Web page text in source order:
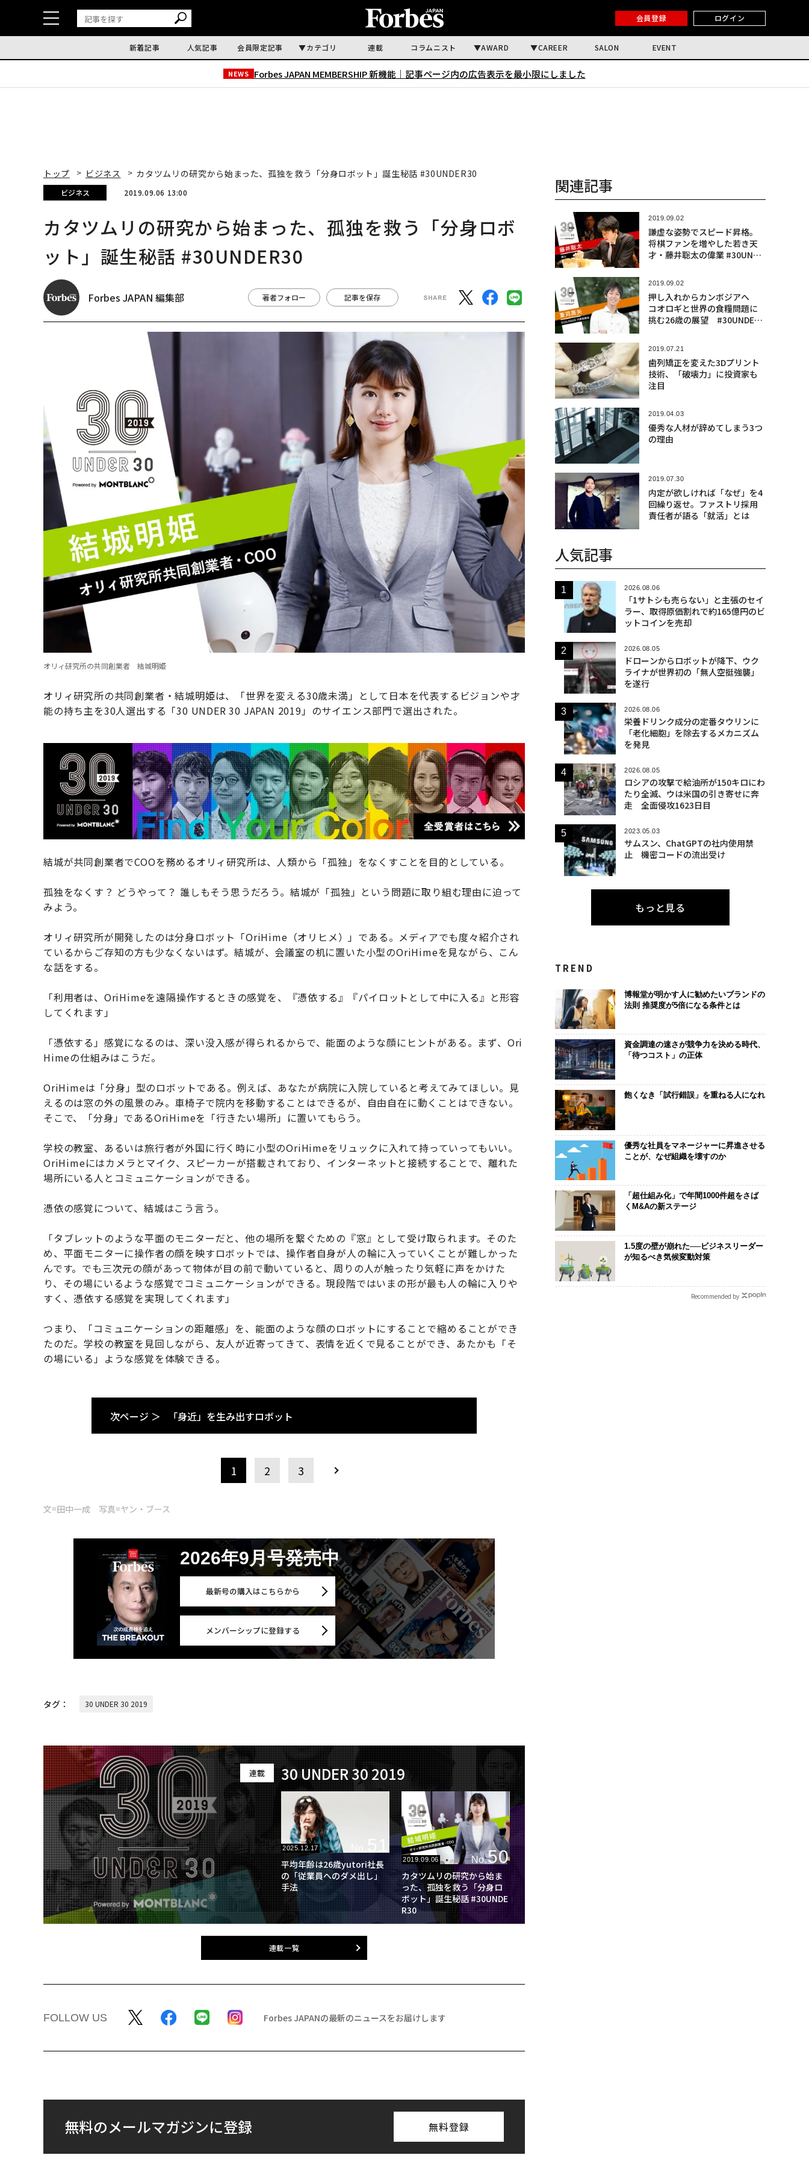
会員登録 ログイン
新着記事 人気記事 会員限定記事 カテゴリ 連載 コラムニスト AWARD CAREER SALON EVENT
NEWS Forbes JAPAN MEMBERSHIP 新機能｜ 記事ページ内の広告表示を最小限にしました
トップ ビジネス カタツムリの研究から始まった、孤独を救う「分身ロボット」誕生秘話 #30UNDER30
ビジネス 2019.09.06 13:00
カタツムリの研究から始まった、孤独を救う「分身ロボ
ット」誕生秘話 #30UNDER30
Forbes JAPAN 編集部 著者フォロー 記事を保存
オリィ研究所の共同創業者 結城明姫
オリィ研究所の共同創業者・結城明姫は、「世界を変える30歳未満」として日本を代表するビジョンや才
能の持ち主を30人選出する「30 UNDER 30 JAPAN 2019」のサイエンス部門で選出された。
結城が共同創業者でCOOを務めるオリィ研究所は、人類から「孤独」をなくすことを目的としている。
孤独をなくす？ どうやって？ 誰しもそう思うだろう。結城が「孤独」という問題に取り組む理由に迫って
みよう。
オリィ研究所が開発したのは分身ロボット「OriHime（オリヒメ）」である。メディアでも度々紹介され
ているからご存知の方も少なくないはず。結城が、会議室の机に置いた小型のOriHimeを見ながら、こん
な話をする。
「利用者は、OriHimeを遠隔操作するときの感覚を、『憑依する』『パイロットとして中に入る』と形容
してくれます」
「憑依する」感覚になるのは、深い没入感が得られるからで、能面のような顔にヒントがある。まず、Ori
Himeの仕組みはこうだ。
OriHimeは「分身」型のロボットである。例えば、あなたが病院に入院していると考えてみてほしい。見
えるのは窓の外の風景のみ。車椅子で院内を移動することはできるが、自由自在に動くことはできない。
そこで、「分身」であるOriHimeを「行きたい場所」に置いてもらう。
学校の教室、あるいは旅行者が外国に行く時に小型のOriHimeをリュックに入れて持っていってもいい。
OriHimeにはカメラとマイク、スピーカーが搭載されており、インターネットと接続することで、離れた
場所にいる人とコミュニケーションができる。
憑依の感覚について、結城はこう言う。
「タブレットのような平面のモニターだと、他の場所を繋ぐための『窓』として受け取られます。そのた
め、平面モニターに操作者の顔を映すロボットでは、操作者自身が人の輪に入っていくことが難しかった
んです。でも三次元の顔があって物体が目の前で動いていると、周りの人が触ったり気軽に声をかけた
り、その場にいるような感覚でコミュニケーションができる。現段階ではいまの形が最も人の輪に入りや
すく、憑依する感覚を実現してくれます」
つまり、「コミュニケーションの距離感」を、能面のような顔のロボットにすることで縮めることができ
たのだ。学校の教室を見回しながら、友人が近寄ってきて、表情を近くで見ることができ、あたかも「そ
の場にいる」ような感覚を体験できる。
次ページ ＞ 「身近」を生み出すロボット
1 2 3
文=田中一成 写真=ヤン・ブース
2026年9月号発売中
最新号の購入はこちらから
メンバーシップに登録する
タグ： 30 UNDER 30 2019
連載 30 UNDER 30 2019
2025.12.17 51
平均年齢は26歳yutori社長
の「従業員へのダメ出し」
手法
2019.09.06 No.50
カタツムリの研究から始ま
った、孤独を救う「分身ロ
ボット」誕生秘話 #30UNDE
R30
連載一覧
FOLLOW US Forbes JAPANの最新のニュースをお届けします
無料のメールマガジンに登録 無料登録
関連記事
2019.09.02
謙虚な姿勢でスピード昇格。
将棋ファンを増やした若き天
才・藤井聡太の偉業 #30UNDE
2019.09.02
押し入れからカンボジアへ
コオロギと世界の食糧問題に
挑む26歳の展望 #30UNDER3
2019.07.21
歯列矯正を変えた3Dプリント
技術、「破壊力」に投資家も
注目
2019.04.03
優秀な人材が辞めてしまう3つ
の理由
2019.07.30
内定が欲しければ「なぜ」を4
回繰り返せ。ファストリ採用
責任者が語る「就活」とは
人気記事
2026.08.06
「1サトシも売らない」と主張のセイ
ラー、取得原価割れで約165億円のビ
ットコインを売却
2026.08.05
ドローンからロボットが降下、ウク
ライナが世界初の「無人空挺強襲」
を遂行
2026.08.06
栄養ドリンク成分の定番タウリンに
「老化細胞」を除去するメカニズム
を発見
2026.08.05
ロシアの攻撃で給油所が150キロにわ
たり全滅、ウは米国の引き寄せに奔
走 全面侵攻1623日目
2023.05.03
サムスン、ChatGPTの社内使用禁
止 機密コードの流出受け
もっと見る
TREND
博報堂が明かす人に勧めたいブランドの
法則 推奨度が5倍になる条件とは
資金調達の速さが競争力を決める時代、
「待つコスト」の正体
飽くなき「試行錯誤」を重ねる人になれ
優秀な社員をマネージャーに昇進させる
ことが、なぜ組織を壊すのか
「超仕組み化」で年間1000件超をさば
くM&Aの新ステージ
1.5度の壁が崩れた──ビジネスリーダー
が知るべき気候変動対策
Recommended by